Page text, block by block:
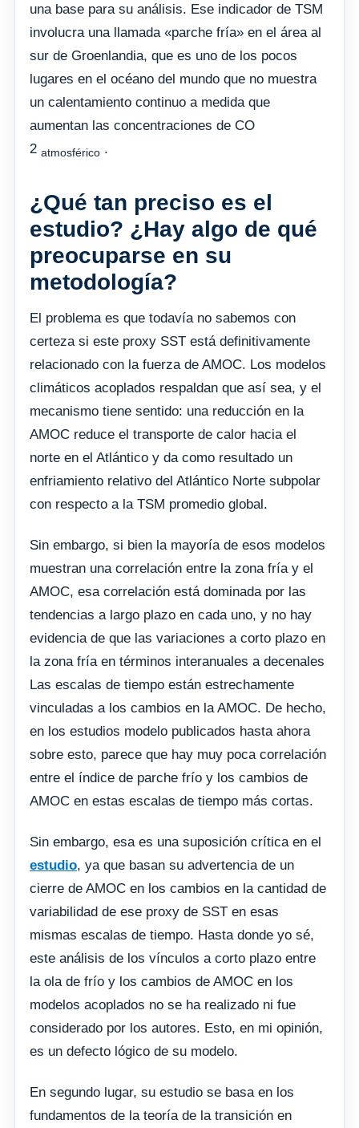
una base para su análisis. Ese indicador de TSM
involucra una llamada «parche fría» en el área al
sur de Groenlandia, que es uno de los pocos
lugares en el océano del mundo que no muestra
un calentamiento continuo a medida que
aumentan las concentraciones de CO
2 atmosférico .
¿Qué tan preciso es el
estudio? ¿Hay algo de qué
preocuparse en su
metodología?
El problema es que todavía no sabemos con
certeza si este proxy SST está definitivamente
relacionado con la fuerza de AMOC. Los modelos
climáticos acoplados respaldan que así sea, y el
mecanismo tiene sentido: una reducción en la
AMOC reduce el transporte de calor hacia el
norte en el Atlántico y da como resultado un
enfriamiento relativo del Atlántico Norte subpolar
con respecto a la TSM promedio global.
Sin embargo, si bien la mayoría de esos modelos
muestran una correlación entre la zona fría y el
AMOC, esa correlación está dominada por las
tendencias a largo plazo en cada uno, y no hay
evidencia de que las variaciones a corto plazo en
la zona fría en términos interanuales a decenales
Las escalas de tiempo están estrechamente
vinculadas a los cambios en la AMOC. De hecho,
en los estudios modelo publicados hasta ahora
sobre esto, parece que hay muy poca correlación
entre el índice de parche frío y los cambios de
AMOC en estas escalas de tiempo más cortas.
Sin embargo, esa es una suposición crítica en el
estudio, ya que basan su advertencia de un
cierre de AMOC en los cambios en la cantidad de
variabilidad de ese proxy de SST en esas
mismas escalas de tiempo. Hasta donde yo sé,
este análisis de los vínculos a corto plazo entre
la ola de frío y los cambios de AMOC en los
modelos acoplados no se ha realizado ni fue
considerado por los autores. Esto, en mi opinión,
es un defecto lógico de su modelo.
En segundo lugar, su estudio se basa en los
fundamentos de la teoría de la transición en